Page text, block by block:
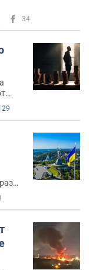
и
34
и